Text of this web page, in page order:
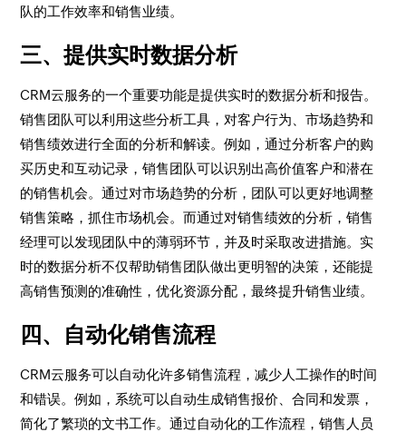
队的工作效率和销售业绩。
三、提供实时数据分析
CRM云服务的一个重要功能是提供实时的数据分析和报告。
销售团队可以利用这些分析工具，对客户行为、市场趋势和
销售绩效进行全面的分析和解读。例如，通过分析客户的购
买历史和互动记录，销售团队可以识别出高价值客户和潜在
的销售机会。通过对市场趋势的分析，团队可以更好地调整
销售策略，抓住市场机会。而通过对销售绩效的分析，销售
经理可以发现团队中的薄弱环节，并及时采取改进措施。实
时的数据分析不仅帮助销售团队做出更明智的决策，还能提
高销售预测的准确性，优化资源分配，最终提升销售业绩。
四、自动化销售流程
CRM云服务可以自动化许多销售流程，减少人工操作的时间
和错误。例如，系统可以自动生成销售报价、合同和发票，
简化了繁琐的文书工作。通过自动化的工作流程，销售人员